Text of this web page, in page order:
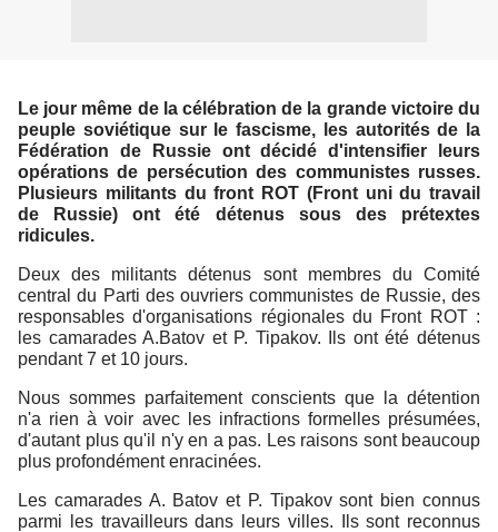
Le jour même de la célébration de la grande victoire du
peuple soviétique sur le fascisme, les autorités de la
Fédération de Russie ont décidé d'intensifier leurs
opérations de persécution des communistes russes.
Plusieurs militants du front ROT (Front uni du travail
de Russie) ont été détenus sous des prétextes
ridicules.
Deux des militants détenus sont membres du Comité
central du Parti des ouvriers communistes de Russie, des
responsables d'organisations régionales du Front ROT :
les camarades A.Batov et P. Tipakov. Ils ont été détenus
pendant 7 et 10 jours.
Nous sommes parfaitement conscients que la détention
n'a rien à voir avec les infractions formelles présumées,
d'autant plus qu'il n'y en a pas. Les raisons sont beaucoup
plus profondément enracinées.
Les camarades A. Batov et P. Tipakov sont bien connus
parmi les travailleurs dans leurs villes. Ils sont reconnus